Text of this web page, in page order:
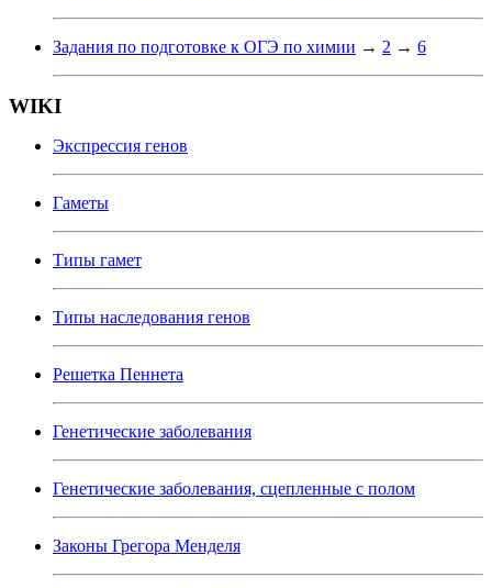
Задания по подготовке к ОГЭ по химии → 2 → 6
WIKI
Экспрессия генов
Гаметы
Типы гамет
Типы наследования генов
Решетка Пеннета
Генетические заболевания
Генетические заболевания, сцепленные с полом
Законы Грегора Менделя